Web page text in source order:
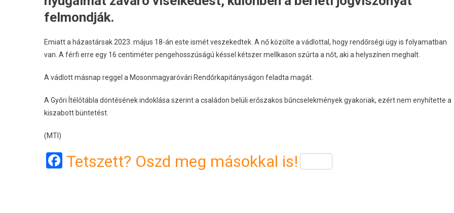
felmondják.
Emiatt a házastársak 2023. május 18-án este ismét veszekedtek. A nő közölte a vádlottal, hogy rendőrségi ügy is folyamatban
van. A férfi erre egy 16 centiméter pengehosszúságú késsel kétszer mellkason szúrta a nőt, aki a helyszínen meghalt.
A vádlott másnap reggel a Mosonmagyaróvári Rendőrkapitányságon feladta magát.
A Győri Ítélőtábla döntésének indoklása szerint a családon belüli erőszakos bűncselekmények gyakoriak, ezért nem enyhítette a
kiszabott büntetést.
(MTI)
Facebook
Tetszett? Oszd meg másokkal is!